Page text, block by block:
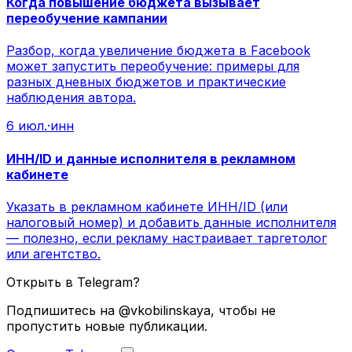
переобучение кампании
Разбор, когда увеличение бюджета в Facebook
может запустить переобучение: примеры для
разных дневных бюджетов и практические
наблюдения автора.
6 июл.·инн
ИНН/ID и данные исполнителя в рекламном
кабинете
Указать в рекламном кабинете ИНН/ID (или
налоговый номер) и добавить данные исполнителя
— полезно, если рекламу настраивает таргетолог
или агентство.
Открыть в Telegram?
Подпишитесь на @vkobilinskaya, чтобы не
пропустить новые публикации.